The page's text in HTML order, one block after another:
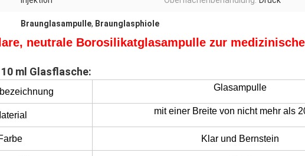
Braunglasampulle, Braunglasphiole
neutrale Borosilikatglasampulle zur
ml Glasflasche:
Glasampulle
mit einer Breite von nicht mehr als
Klar und Bernstein